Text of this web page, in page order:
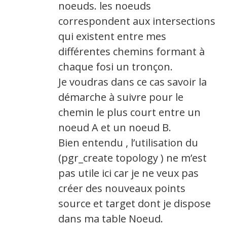
noeuds. les noeuds
correspondent aux intersections
qui existent entre mes
différentes chemins formant à
chaque fosi un tronçon.
Je voudras dans ce cas savoir la
démarche à suivre pour le
chemin le plus court entre un
noeud A et un noeud B.
Bien entendu , l’utilisation du
(pgr_create topology ) ne m’est
pas utile ici car je ne veux pas
créer des nouveaux points
source et target dont je dispose
dans ma table Noeud.